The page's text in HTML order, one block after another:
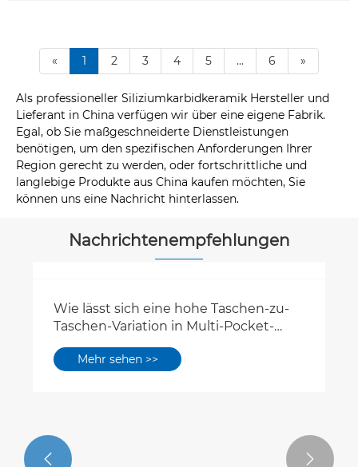
« 1 2 3 4 5 ... 6 »
Als professioneller Siliziumkarbidkeramik Hersteller und
Lieferant in China verfügen wir über eine eigene Fabrik.
Egal, ob Sie maßgeschneiderte Dienstleistungen
benötigen, um den spezifischen Anforderungen Ihrer
Region gerecht zu werden, oder fortschrittliche und
langlebige Produkte aus China kaufen möchten, Sie
können uns eine Nachricht hinterlassen.
Nachrichtenempfehlungen
 